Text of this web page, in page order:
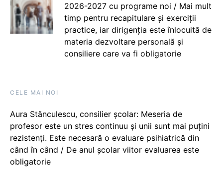
2026-2027 cu programe noi / Mai mult
timp pentru recapitulare și exerciții
practice, iar dirigenția este înlocuită de
materia dezvoltare personală și
consiliere care va fi obligatorie
CELE MAI NOI
Aura Stănculescu, consilier școlar: Meseria de
profesor este un stres continuu și unii sunt mai puțini
rezistenți. Este necesară o evaluare psihiatrică din
când în când / De anul școlar viitor evaluarea este
obligatorie